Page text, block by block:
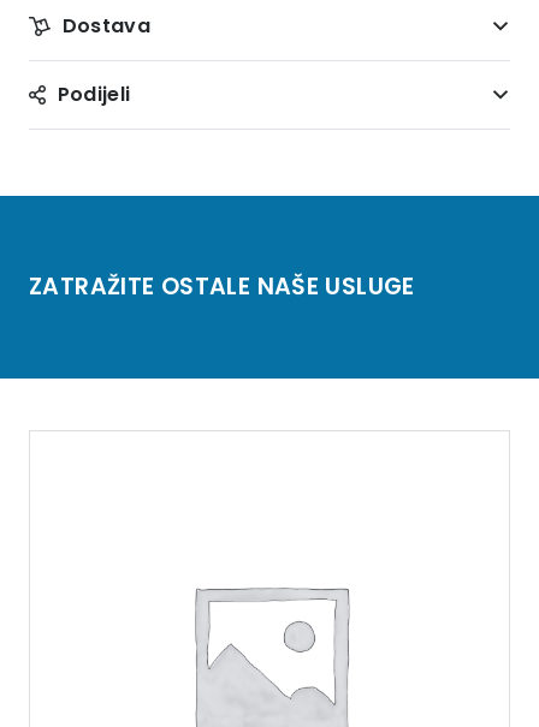
Dostava
Podijeli
ZATRAŽITE OSTALE NAŠE USLUGE